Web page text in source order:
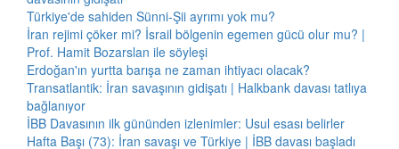
Türkiye'de sahiden Sünni-Şii ayrımı yok mu?
İran rejimi çöker mi? İsrail bölgenin egemen gücü olur mu? |
Prof. Hamit Bozarslan ile söyleşi
Erdoğan'ın yurtta barışa ne zaman ihtiyacı olacak?
Transatlantik: İran savaşının gidişatı | Halkbank davası tatlıya
bağlanıyor
İBB Davasının ilk gününden izlenimler: Usul esası belirler
Hafta Başı (73): İran savaşı ve Türkiye | İBB davası başladı